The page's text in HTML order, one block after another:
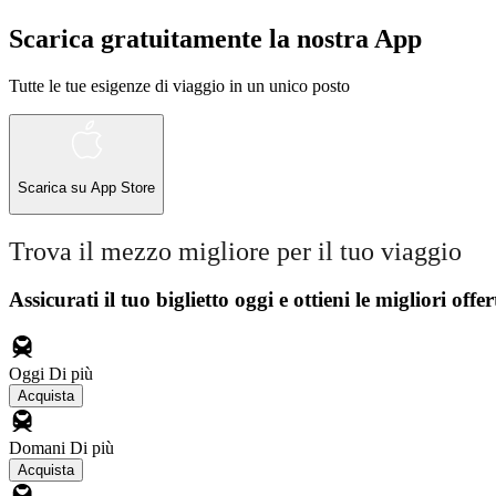
Scarica gratuitamente la nostra App
Tutte le tue esigenze di viaggio in un unico posto
Scarica su App Store
Trova il mezzo migliore per il tuo viaggio
Assicurati il ​​tuo biglietto oggi e ottieni le migliori
Oggi Di più
Acquista
Domani Di più
Acquista